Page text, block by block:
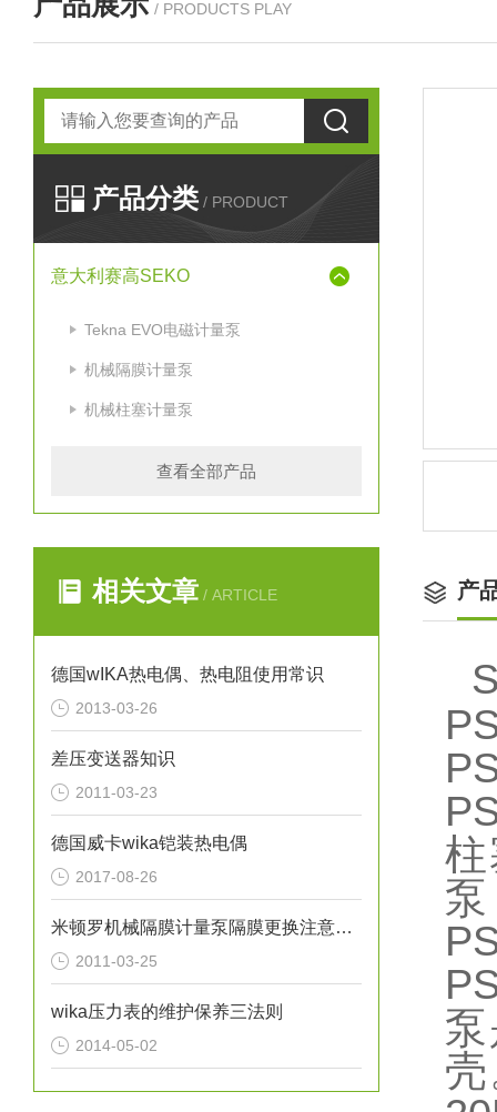
/ PRODUCTS PLAY
产品分类 / PRODUCT
意大利赛高SEKO
Tekna EVO电磁计量泵
机械隔膜计量泵
机械柱塞计量泵
查看全部产品
相关文章 / ARTICLE
德国wIKA热电偶、热电阻使用常识
2013-03-26
差压变送器知识
2011-03-23
德国威卡wika铠装热电偶
2017-08-26
米顿罗机械隔膜计量泵隔膜更换注意事项
2011-03-25
wika压力表的维护保养三法则
2014-05-02
产